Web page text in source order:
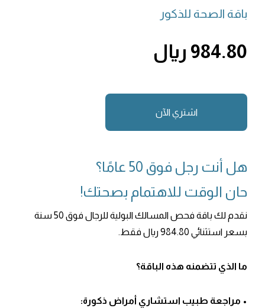
باقة الصحة للذكور
984.80 ريال
اشتري الآن
هل أنت رجل فوق 50 عامًا؟
حان الوقت للاهتمام بصحتك!
نقدم لك باقة فحص المسالك البولية للرجال فوق 50 سنة
بسعر استثنائي 984.80 ريال فقط.
ما الذي تتضمنه هذه الباقة؟
• مراجعة طبيب استشاري أمراض ذكورة: